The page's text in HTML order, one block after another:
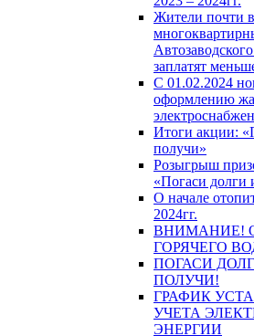
Жители почти
заплатят
С 01.02.2024
оформлению
Итоги акции:
получи»
Розыгрыш
«Погаси долги
О начале
2024гг.
ВНИМАНИЕ!
ГОРЯЧЕГО
ПОГАСИ
ПОЛУЧИ!
ГРАФИК
УЧЕТА
ЭНЕРГИИ